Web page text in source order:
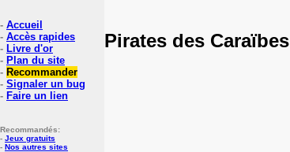
- Accueil
- Accès rapides
- Livre d'or
- Plan du site
- Recommander
- Signaler un bug
- Faire un lien
Recommandés:
- Jeux gratuits
- Nos autres sites
Pirates des Caraïbes